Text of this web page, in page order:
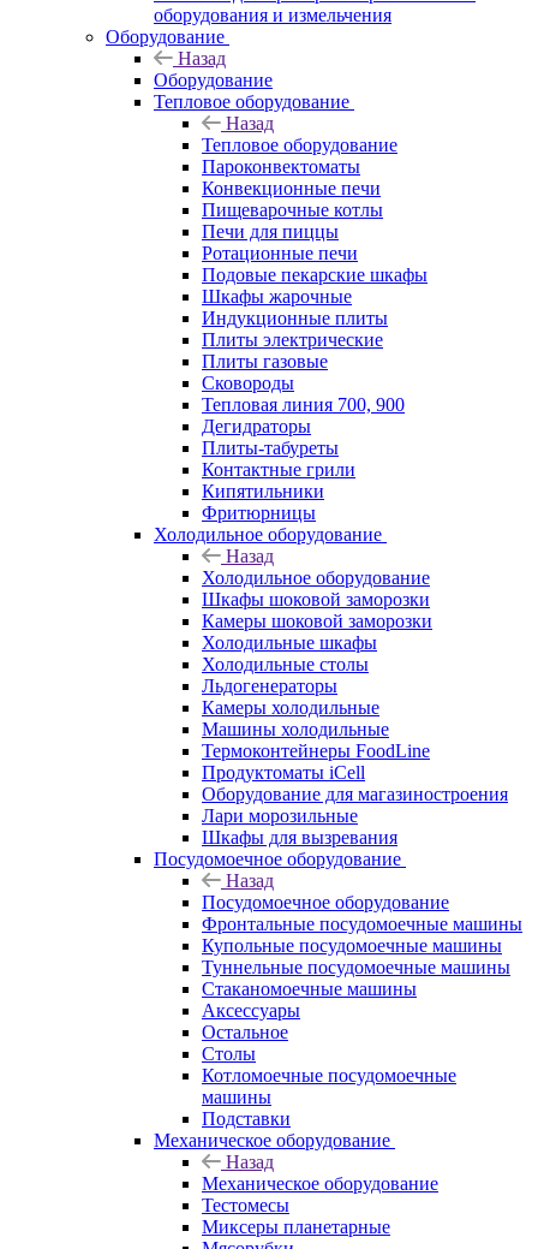
оборудования и измельчения
Оборудование
Назад
Оборудование
Тепловое оборудование
Назад
Тепловое оборудование
Пароконвектоматы
Конвекционные печи
Пищеварочные котлы
Печи для пиццы
Ротационные печи
Подовые пекарские шкафы
Шкафы жарочные
Индукционные плиты
Плиты электрические
Плиты газовые
Сковороды
Тепловая линия 700, 900
Дегидраторы
Плиты-табуреты
Контактные грили
Кипятильники
Фритюрницы
Холодильное оборудование
Назад
Холодильное оборудование
Шкафы шоковой заморозки
Камеры шоковой заморозки
Холодильные шкафы
Холодильные столы
Льдогенераторы
Камеры холодильные
Машины холодильные
Термоконтейнеры FoodLine
Продуктоматы iCell
Оборудование для магазиностроения
Лари морозильные
Шкафы для вызревания
Посудомоечное оборудование
Назад
Посудомоечное оборудование
Фронтальные посудомоечные машины
Купольные посудомоечные машины
Туннельные посудомоечные машины
Стаканомоечные машины
Аксессуары
Остальное
Столы
Котломоечные посудомоечные
машины
Подставки
Механическое оборудование
Назад
Механическое оборудование
Тестомесы
Миксеры планетарные